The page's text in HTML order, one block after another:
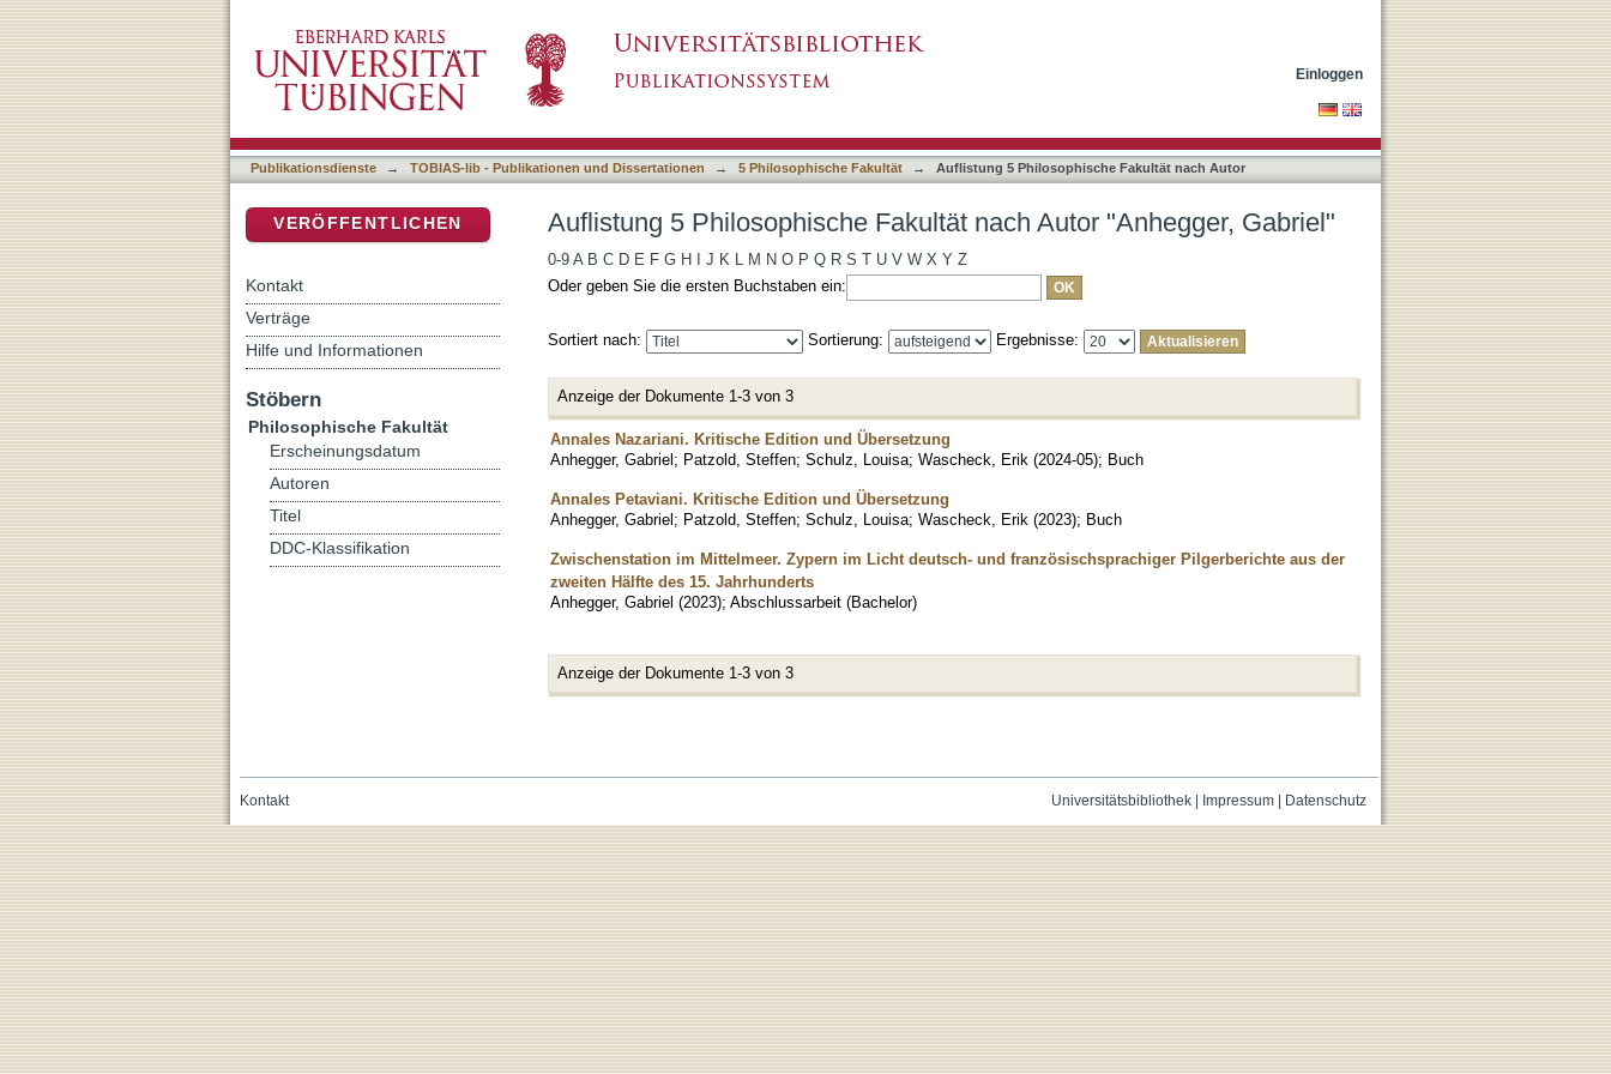
Einloggen
Publikationsdienste → TOBIAS-lib - Publikationen und Dissertationen → 5 Philosophische Fakultät → Auflistung 5 Philosophische Fakultät nach Autor
Auflistung 5 Philosophische Fakultät nach Autor "Anhegger, Gabriel"
0-9 A B C D E F G H J K L M N O P Q R S T U V W X Y Z
Oder geben Sie die ersten Buchstaben ein:
Sortiert nach: Sortierung: Ergebnisse:
Anzeige der Dokumente 1-3 von 3
Annales Nazariani. Kritische Edition und Übersetzung
Anhegger, Gabriel; Patzold, Steffen; Schulz, Louisa; Wascheck, Erik (2024-05); Buch
Annales Petaviani. Kritische Edition und Übersetzung
Anhegger, Gabriel; Patzold, Steffen; Schulz, Louisa; Wascheck, Erik (2023); Buch
Zwischenstation im Mittelmeer. Zypern im Licht deutsch- und französischsprachiger Pilgerberichte aus der
zweiten Hälfte des 15. Jahrhunderts
Anhegger, Gabriel (2023); Abschlussarbeit (Bachelor)
Anzeige der Dokumente 1-3 von 3
VERÖFFENTLICHEN
Kontakt
Verträge
Hilfe und Informationen
Stöbern
Philosophische Fakultät
Erscheinungsdatum
Autoren
Titel
DDC-Klassifikation
Universitätsbibliothek| Impressum| Datenschutz
Kontakt